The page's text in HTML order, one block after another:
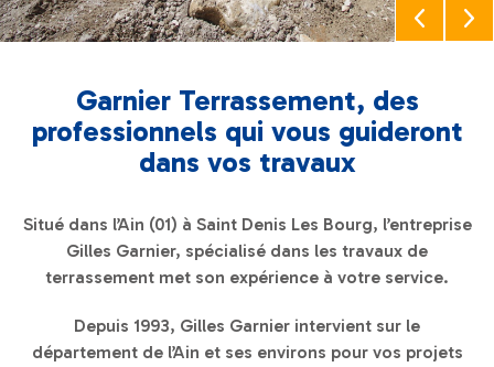
Garnier Terrassement, des
professionnels qui vous guideront
dans vos travaux
Situé dans l’Ain (01) à Saint Denis Les Bourg, l’entreprise
Gilles Garnier, spécialisé dans les travaux de
terrassement met son expérience à votre service.
Depuis 1993, Gilles Garnier intervient sur le
département de l’Ain et ses environs pour vos projets